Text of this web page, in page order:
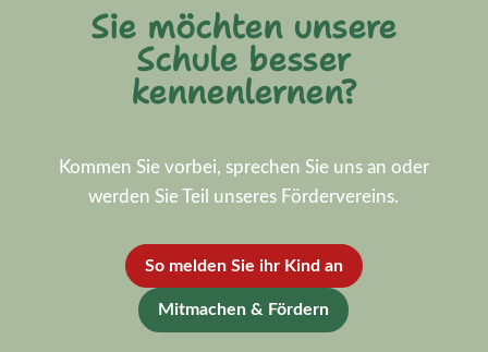
Sie möchten unsere
Schule besser
kennenlernen?
Kommen Sie vorbei, sprechen Sie uns an oder
werden Sie Teil unseres Fördervereins.
So melden Sie ihr Kind an
Mitmachen & Fördern